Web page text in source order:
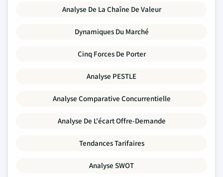
Analyse De La Chaîne De Valeur
Dynamiques Du Marché
Cinq Forces De Porter
Analyse PESTLE
Analyse Comparative Concurrentielle
Analyse De L'écart Offre-Demande
Tendances Tarifaires
Analyse SWOT